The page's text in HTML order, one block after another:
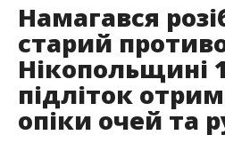
Намагався
старий
Нікопольщині
підліток
опіки очей та